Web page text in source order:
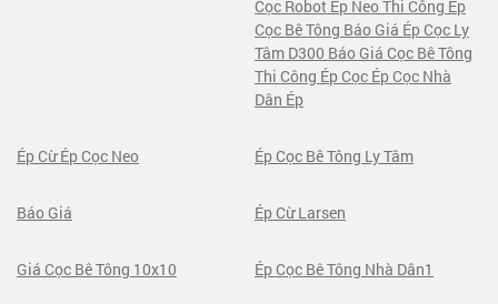
Cọc Robot Ép Neo Thi Công Ép
Cọc Bê Tông Báo Giá Ép Cọc Ly
Tâm D300 Báo Giá Cọc Bê Tông
Thi Công Ép Cọc Ép Cọc Nhà
Dân Ép
Ép Cừ Ép Cọc Neo Ép Cọc Bê Tông Ly Tâm
Báo Giá Ép Cừ Larsen
Giá Cọc Bê Tông 10x10 Ép Cọc Bê Tông Nhà Dân1